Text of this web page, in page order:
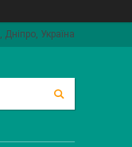
Україна